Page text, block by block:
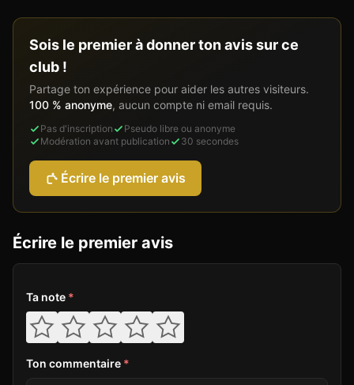
Sois le premier à donner ton avis sur ce
club !
Partage ton expérience pour aider les autres visiteurs.
100 % anonyme, aucun compte ni email requis.
Pas d'inscription
Pseudo libre ou anonyme
Modération avant publication
30 secondes
Écrire le premier avis
Écrire le premier avis
Ta note *
Ton commentaire *